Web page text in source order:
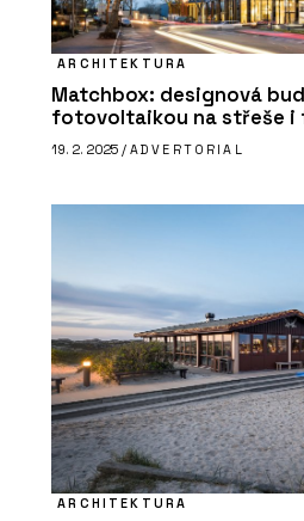
ARCHITEKTURA
Matchbox: designová
fotovoltaikou na střeše i
19. 2. 2025 / ADVERTORIAL
ARCHITEKTURA